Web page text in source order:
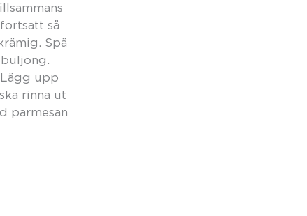
så
Spä
upp
rinna ut
parmesan